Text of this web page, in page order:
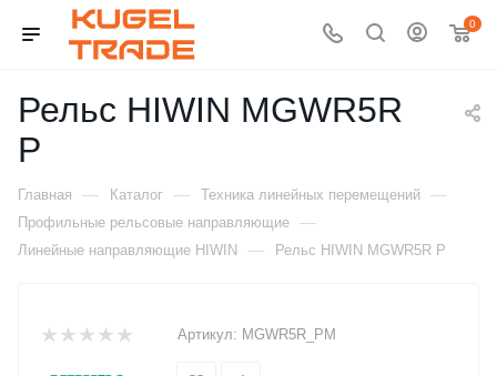
0
Рельс HIWIN MGWR5R
P
Главная — Каталог — Техника линейных перемещений —
Профильные рельсовые направляющие —
Линейные направляющие HIWIN — Рельс HIWIN MGWR5R P
Артикул: MGWR5R_PM